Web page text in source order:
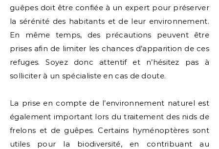
guêpes doit être confiée à un expert pour préserver
la sérénité des habitants et de leur environnement.
En même temps, des précautions peuvent être
prises afin de limiter les chances d’apparition de ces
refuges. Soyez donc attentif et n’hésitez pas à
solliciter à un spécialiste en cas de doute.
La prise en compte de l’environnement naturel est
également important lors du traitement des nids de
frelons et de guêpes. Certains hyménoptères sont
utiles pour la biodiversité, en contribuant au